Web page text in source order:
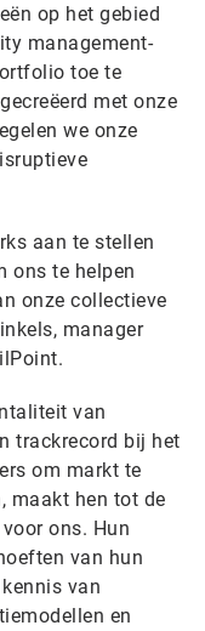
op het gebied
management-
toe te
met onze
we onze
aan te stellen
ons te helpen
onze collectieve
manager
van
trackrecord bij het
om markt te
maakt hen tot de
ons. Hun
van hun
van
en